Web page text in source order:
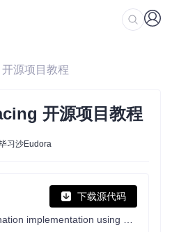
源项目教程
开源项目教程
习沙Eudora
下载源代码